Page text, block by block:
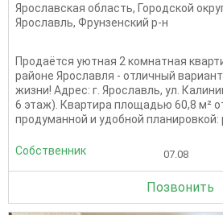
Ярославская область, Городской
Ярославль, Фрунзенский р-н
Продаётся уютная 2 комнатная
районе Ярославля - отличный
жизни! Адрес: г. Ярославль, ул.
6 этаж). Квартира площадью 60,8 м²
продуманной и удобной планировкой:
Собственник 07.08
Позвонить